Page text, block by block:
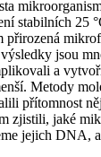
stabilních 25
přirozená
jsou
a
Metody
přítomnost
zjistili, jaké
jejich DNA,